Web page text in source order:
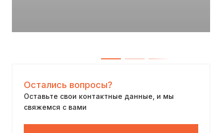
Остались вопросы?
Оставьте свои контактные данные, и мы
свяжемся с вами